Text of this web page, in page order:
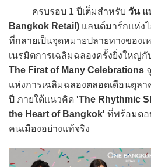
ครบรอบ 1 ปีเต็มสำหรับ วัน แ
Bangkok Retail) แลนด์มาร์กแห่งไ
ที่กลายเป็นจุดหมายปลายทางของเ
เนรมิตการเฉลิมฉลองครั้งยิ่งใหญ่
The First of Many Celebrations
แห่งการเฉลิมฉลองตลอดเดือนตุลา
ปี ภายใต้แนวคิด 'The Rhythmic
the Heart of Bangkok' ที่พร้อมตอ
คนเมืองอย่างแท้จริง